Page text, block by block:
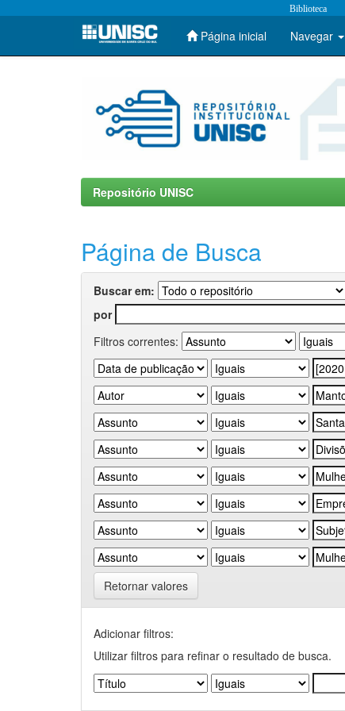
Skip
Biblioteca
Página inicial Navegar
Repositório UNISC
Página de Busca
Buscar em:
por
Filtros correntes:
Retornar valores
Adicionar filtros:
Utilizar filtros para refinar o resultado de busca.